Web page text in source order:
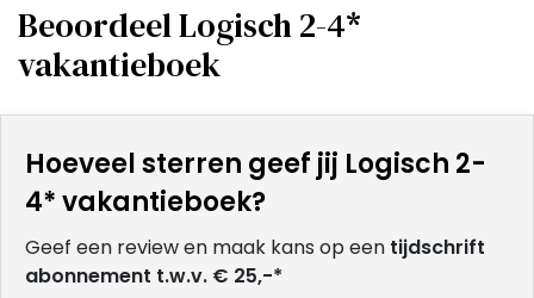
vaardigheden en logisch denken.
De inhoud van dit vakantieboek is zorgvuldig
samengesteld om eengeleidelijke
geschikt is voor zowel beginners als gevorderde
puzzelaars. Het biedt niet alleen uren puzzelplezier
probleemoplossende vaardigheden en strategisch
denken te ontwikkelen.
Beoordeel Logisch 2-4*
vakantieboek
Hoeveel sterren geef jij Logisch 2-
4* vakantieboek?
Geef een review en maak kans op een tijdschrift
abonnement t.w.v. € 25,-*